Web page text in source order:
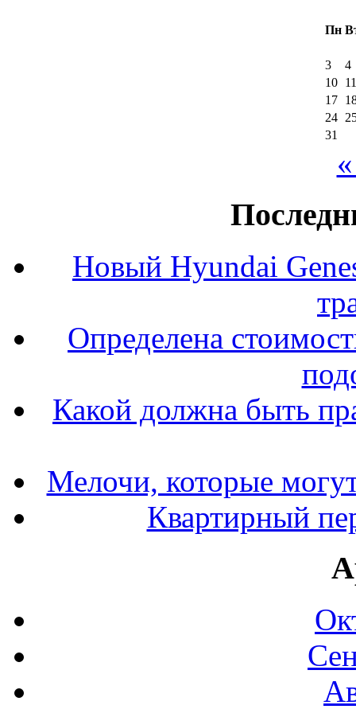
Пн
3
4
10
11
17
24
31
Новый Hyundai
Определена
Какой должна быть
Мелочи, которые
Квартирный